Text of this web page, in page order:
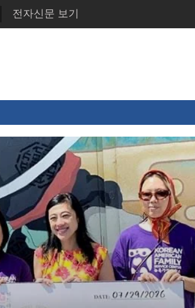
전자신문 보기
드라 황 부의장, 한인비영리단체에 36만불 예산 지원